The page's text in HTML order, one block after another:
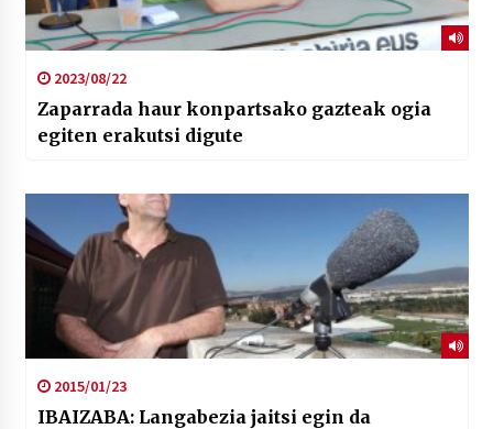
2023/08/22
Zaparrada haur konpartsako gazteak ogia
egiten erakutsi digute
2015/01/23
IBAIZABA: Langabezia jaitsi egin da